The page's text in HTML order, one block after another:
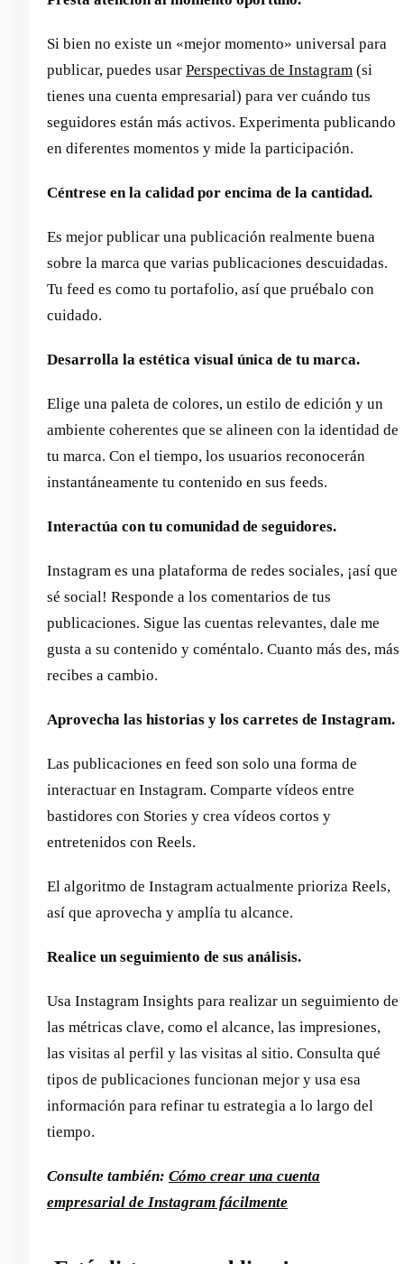
Si bien no existe un «mejor momento» universal para
publicar, puedes usar Perspectivas de Instagram (si
tienes una cuenta empresarial) para ver cuándo tus
seguidores están más activos. Experimenta publicando
en diferentes momentos y mide la participación.
Céntrese en la calidad por encima de la cantidad.
Es mejor publicar una publicación realmente buena
sobre la marca que varias publicaciones descuidadas.
Tu feed es como tu portafolio, así que pruébalo con
cuidado.
Desarrolla la estética visual única de tu marca.
Elige una paleta de colores, un estilo de edición y un
ambiente coherentes que se alineen con la identidad de
tu marca. Con el tiempo, los usuarios reconocerán
instantáneamente tu contenido en sus feeds.
Interactúa con tu comunidad de seguidores.
Instagram es una plataforma de redes sociales, ¡así que
sé social! Responde a los comentarios de tus
publicaciones. Sigue las cuentas relevantes, dale me
gusta a su contenido y coméntalo. Cuanto más des, más
recibes a cambio.
Aprovecha las historias y los carretes de Instagram.
Las publicaciones en feed son solo una forma de
interactuar en Instagram. Comparte vídeos entre
bastidores con Stories y crea vídeos cortos y
entretenidos con Reels.
El algoritmo de Instagram actualmente prioriza Reels,
así que aprovecha y amplía tu alcance.
Realice un seguimiento de sus análisis.
Usa Instagram Insights para realizar un seguimiento de
las métricas clave, como el alcance, las impresiones,
las visitas al perfil y las visitas al sitio. Consulta qué
tipos de publicaciones funcionan mejor y usa esa
información para refinar tu estrategia a lo largo del
tiempo.
Consulte también: Cómo crear una cuenta
empresarial de Instagram fácilmente